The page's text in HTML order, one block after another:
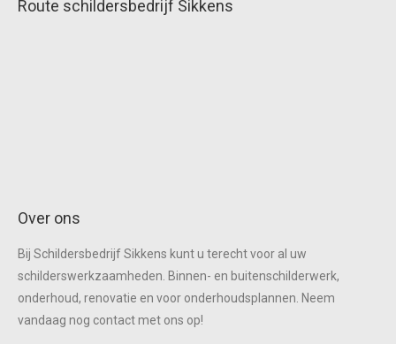
Route schildersbedrijf Sikkens
Over ons
Bij Schildersbedrijf Sikkens kunt u terecht voor al uw
schilderswerkzaamheden. Binnen- en buitenschilderwerk,
onderhoud, renovatie en voor onderhoudsplannen. Neem
vandaag nog contact met ons op!